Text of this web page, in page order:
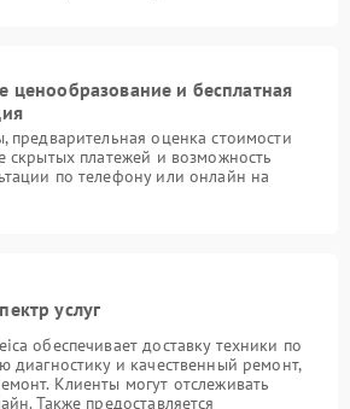
ценообразование и бесплатная
предварительная оценка стоимости
скрытых платежей и возможность
по телефону или онлайн на
услуг
обеспечивает доставку техники по
диагностику и качественный ремонт,
Клиенты могут отслеживать
Также предоставляется